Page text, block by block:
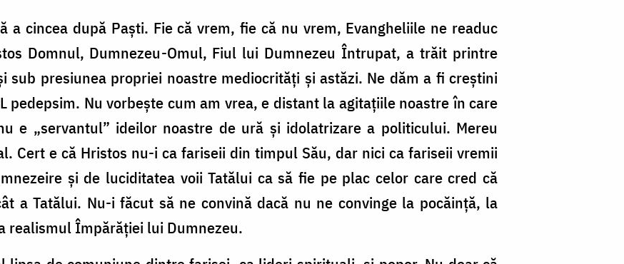
a cincea după Paști. Fie că vrem, fie că nu vrem, Evangheliile ne readuc
Domnul, Dumnezeu-Omul, Fiul lui Dumnezeu Întrupat, a trăit printre
sub presiunea propriei noastre mediocrități și astăzi. Ne dăm a fi creștini
pedepsim. Nu vorbește cum am vrea, e distant la agitațiile noastre în care
e „servantul” ideilor noastre de ură și idolatrizare a politicului. Mereu
Cert e că Hristos nu-i ca fariseii din timpul Său, dar nici ca fariseii vremii
și de luciditatea voii Tatălui ca să fie pe plac celor care cred că
a Tatălui. Nu-i făcut să ne convină dacă nu ne convinge la pocăință, la
realismul Împărăției lui Dumnezeu.